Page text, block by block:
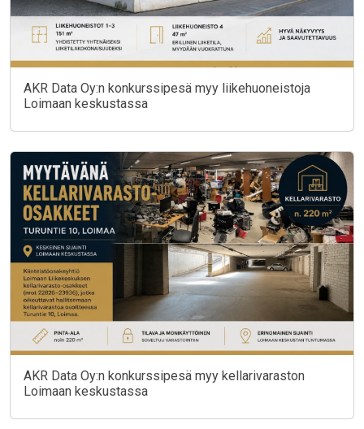
AKR Data Oy:n konkurssipesä myy liikehuoneistoja
Loimaan keskustassa
AKR Data Oy:n konkurssipesä myy kellarivaraston
Loimaan keskustassa